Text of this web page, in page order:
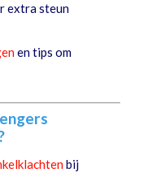
extra steun
en tips om
bij